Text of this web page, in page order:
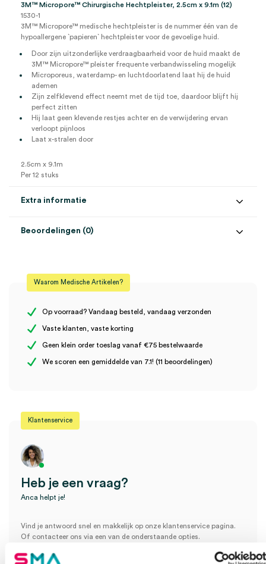
3M™ Micropore™ Chirurgische Hechtpleister, 2.5cm x 9.1m (12)
1530-1
3M™ Micropore™ medische hechtpleister is de nummer één van de
hypoallergene `papieren` hechtpleister voor de gevoelige huid.
Door zijn uitzonderlijke verdraagbaarheid voor de huid maakt de
3M™ Micropore™ pleister frequente verbandwisseling mogelijk
Microporeus, waterdamp- en luchtdoorlatend laat hij de huid
ademen
Zijn zelfklevend effect neemt met de tijd toe, daardoor blijft hij
perfect zitten
Hij laat geen klevende restjes achter en de verwijdering ervan
verloopt pijnloos
Laat x-stralen door
2.5cm x 9.1m
Per 12 stuks
Extra informatie
Kleur wit
Steriel
Uitvoering zonder klemring
Beoordelingen (0)
Er zijn nog geen beoordelingen.
Hechtpleister, 2.5cm x 9.1m (12)” te beoordelen
Waarom Medische Artikelen?
Op voorraad? Vandaag besteld, vandaag verzonden
Vaste klanten, vaste korting
Geen klein order toeslag vanaf €75 bestelwaarde
We scoren een gemiddelde van 7.1! (11 beoordelingen)
Klantenservice
Heb je een vraag?
Anca helpt je!
Vind je antwoord snel en makkelijk op onze klantenservice pagina.
Of contacteer ons via een van de onderstaande opties.
08:30 tot 17:00